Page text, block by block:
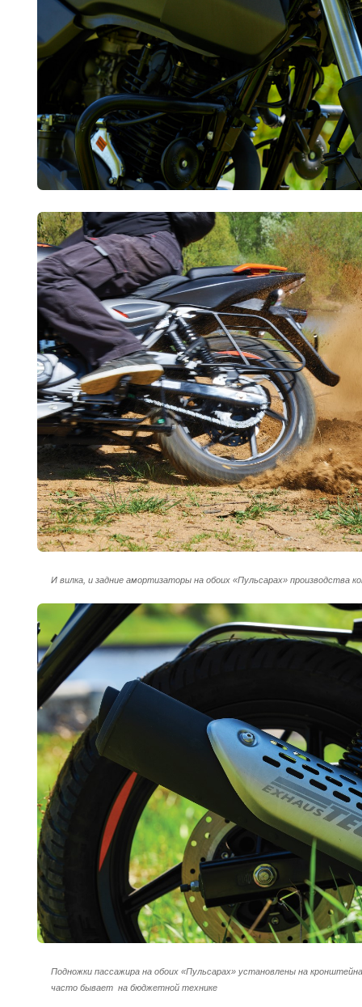
И вилка, и задние амортизаторы на обоих «Пульсарах» производства
Подножки пассажира на обоих «Пульсарах» установлены на
часто бывает на бюджетной технике